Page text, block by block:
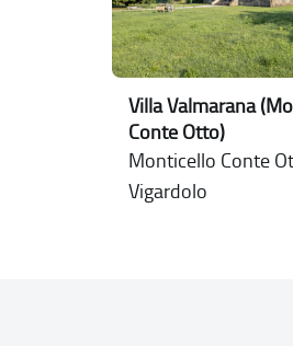
Villa Valmarana
Conte Otto)
Monticello Conte
Vigardolo